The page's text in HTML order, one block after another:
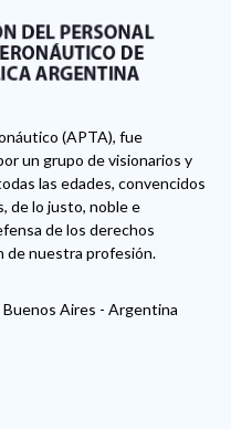
(APTA), fue
un grupo de visionarios y
las edades, convencidos
de lo justo, noble e
de los derechos
de nuestra profesión.
Aires - Argentina